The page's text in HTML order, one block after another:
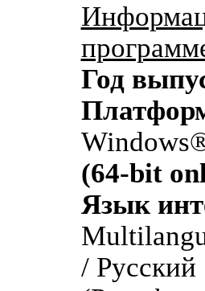
Год
(64-bit
Язык
/ Русский